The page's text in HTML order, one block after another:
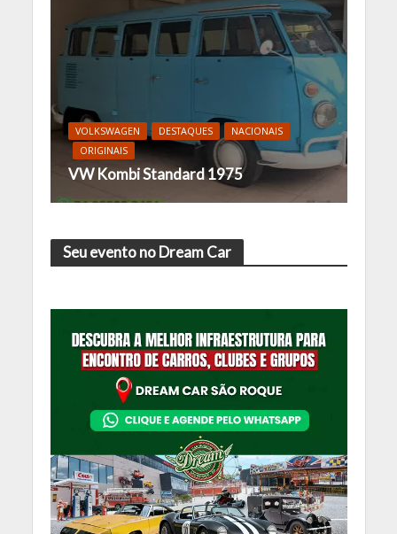
VOLKSWAGEN DESTAQUES
NACIONAIS
ORIGINAIS
VW Kombi Standard 1975
Seu evento no Dream Car